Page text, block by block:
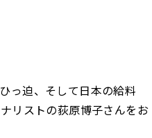
っ迫、そして日本の給料
リストの荻原博子さんをお